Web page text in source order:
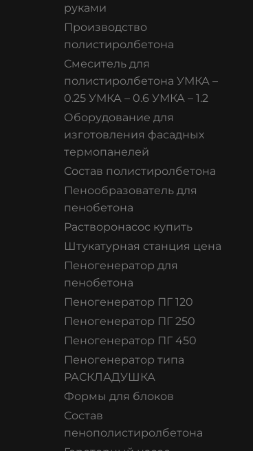
руками
Производство
полистиролбетона
Смеситель для
полистиролбетона УМКА –
0.25 УМКА – 0.6 УМКА – 1.2
Оборудование для
изготовления фасадных
термопанелей
Состав полистиролбетона
Пенообразователь для
пенобетона
Растворонасос купить
Штукатурная станция цена
Пеногенератор для
пенобетона
Пеногенератор ПГ 120
Пеногенератор ПГ 250
Пеногенератор ПГ 450
Пеногенератор типа
РАСКЛАДУШКА
Формы для блоков
Состав
пенополистиролбетона